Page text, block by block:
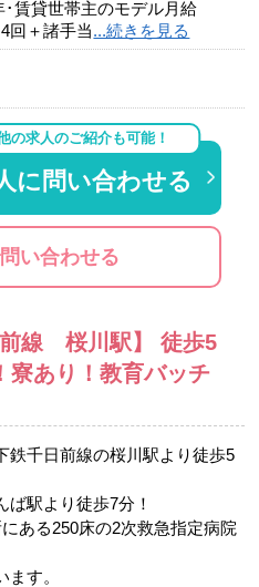
賃貸世帯主のモデル月給
回＋諸手当...続きを見る
の求人のご紹介も可能！
に問い合わせる
い合わせる
前線 桜川駅】 徒歩5
寮あり！教育バッチ
鉄千日前線の桜川駅より徒歩5
駅より徒歩7分！
ある250床の2次救急指定病院
す。